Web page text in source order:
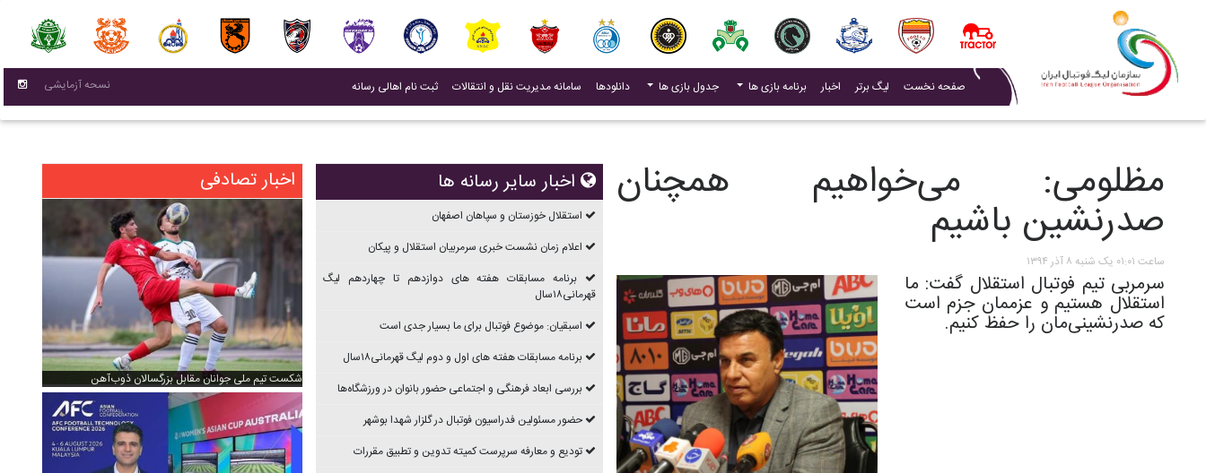
صفحه نخست لیگ برتر اخبار(current) برنامه بازی ها جدول بازی ها دانلودها سامانه مدیریت نقل و انتقالات
(current) ثبت نام اهالی رسانه
(current) نسحه آزمایشی
مظلومی: می‌خواهیم همچنان
صدرنشین باشیم
ساعت ۰۱:۰۱ یک شنبه ۸ آذر ۱۳۹۴
سرمربی تیم فوتبال استقلال گفت: ما
استقلال هستیم و عزممان جزم است
که صدرنشینی‌مان را حفظ کنیم.
اخبار سایر رسانه ها
استقلال خوزستان و سپاهان اصفهان
اعلام زمان نشست خبری سرمربیان استقلال و پیکان
برنامه مسابقات هفته های دوازدهم تا چهاردهم ليگ
قهرمانی۱۸سال
اسبقیان: موضوع فوتبال برای ما بسیار جدی است
برنامه مسابقات هفته های اول و دوم ليگ قهرمانی۱۸سال
بررسی ابعاد فرهنگی و اجتماعی حضور بانوان در ورزشگاه‌ها
حضور مسئولین فدراسیون فوتبال در گلزار شهدا بوشهر
تودیع و معارفه سرپرست کمیته تدوین و تطبیق مقررات
اخبار تصادفی
شکست تیم ملی جوانان مقابل بزرگسالان ذوب‌آهن